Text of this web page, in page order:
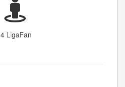
4 LigaFan